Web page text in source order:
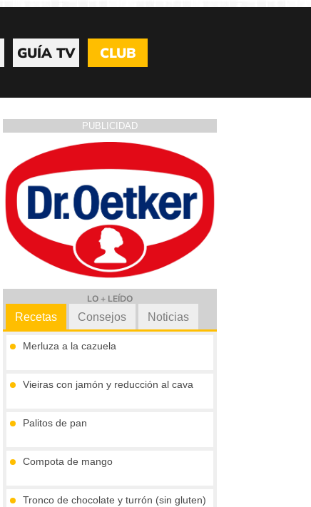
GUÍA TV CLUB
PUBLICIDAD
LO + LEÍDO
Recetas
Merluza a la cazuela
Vieiras con jamón y reducción al cava
Palitos de pan
Compota de mango
Tronco de chocolate y turrón (sin gluten)
Consejos Noticias